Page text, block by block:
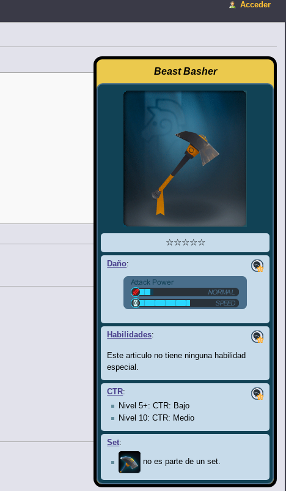
Beast Basher
☆☆☆☆☆
Daño:
Habilidades:
Este articulo no tiene ninguna habilidad
especial.
CTR:
Nivel 5+: CTR: Bajo
Nivel 10: CTR: Medio
Set:
no es parte de un set.
Acceder